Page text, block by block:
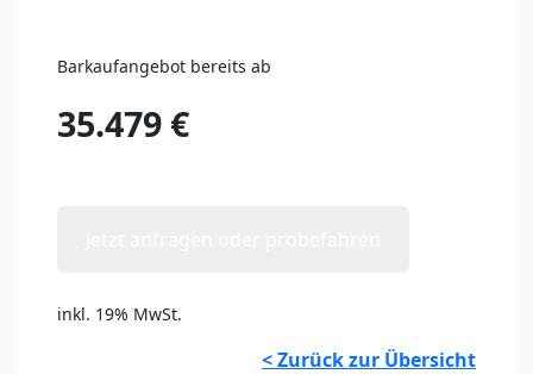
Barkaufangebot bereits ab
35.479 €
inkl. 19% MwSt.
< Zurück zur Übersicht